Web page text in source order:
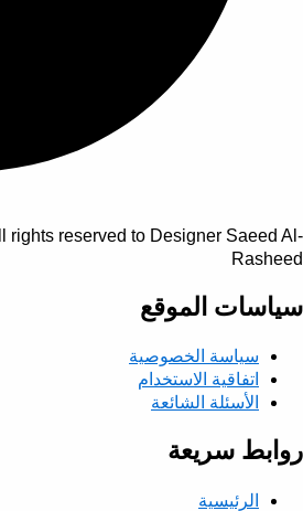
rights reserved to Designer Saeed Al-
Rasheed
سياسات الموقع
سياسة الخصوصية
اتفاقية الاستخدام
الأسئلة الشائعة
روابط سريعة
الرئيسية